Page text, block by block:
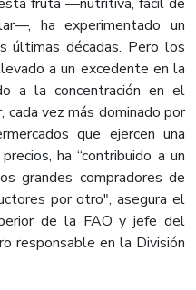
ha experimentado un
últimas décadas. Pero los
a un excedente en la
a la concentración en el
vez más dominado por
que ejercen una
ha “contribuido a un
grandes compradores de
por otro", asegura el
de la FAO y jefe del
responsable en la División